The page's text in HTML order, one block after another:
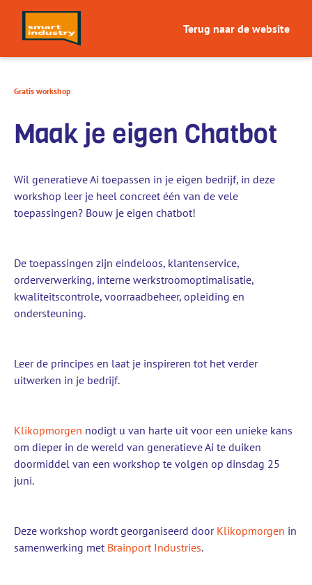
Terug naar de website
Gratis workshop
Maak je eigen Chatbot
Wil generatieve Ai toepassen in je eigen bedrijf, in deze
workshop leer je heel concreet één van de vele
toepassingen? Bouw je eigen chatbot!
De toepassingen zijn eindeloos, klantenservice,
orderverwerking, interne werkstroomoptimalisatie,
kwaliteitscontrole, voorraadbeheer, opleiding en
ondersteuning.
Leer de principes en laat je inspireren tot het verder
uitwerken in je bedrijf.
Klikopmorgen nodigt u van harte uit voor een unieke kans
om dieper in de wereld van generatieve Ai te duiken
doormiddel van een workshop te volgen op dinsdag 25
juni.
Deze workshop wordt georganiseerd door Klikopmorgen in
samenwerking met Brainport Industries.